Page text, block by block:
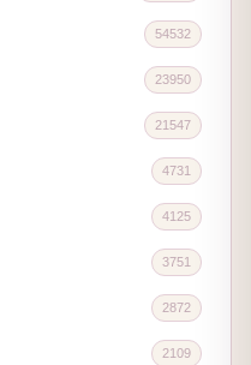
54532
23950
21547
4731
4125
3751
2872
2109